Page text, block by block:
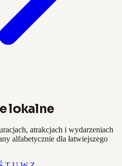
lokalne
atrakcjach i wydarzeniach
alfabetycznie dla łatwiejszego